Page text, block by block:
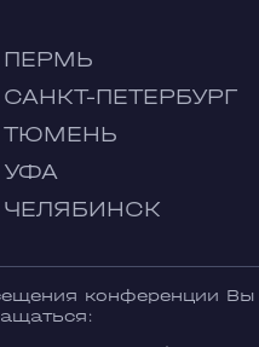
ПЕРМЬ
САНКТ-ПЕТЕРБУРГ
ТЮМЕНЬ
УФА
ЧЕЛЯБИНСК
конференции Вы